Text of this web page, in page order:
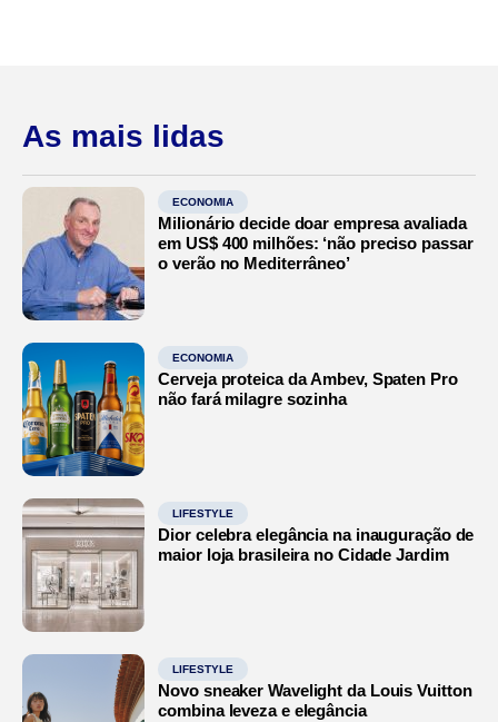
As mais lidas
ECONOMIA
Milionário decide doar empresa avaliada
em US$ 400 milhões: ‘não preciso passar
o verão no Mediterrâneo’
ECONOMIA
Cerveja proteica da Ambev, Spaten Pro
não fará milagre sozinha
LIFESTYLE
Dior celebra elegância na inauguração de
maior loja brasileira no Cidade Jardim
LIFESTYLE
Novo sneaker Wavelight da Louis Vuitton
combina leveza e elegância